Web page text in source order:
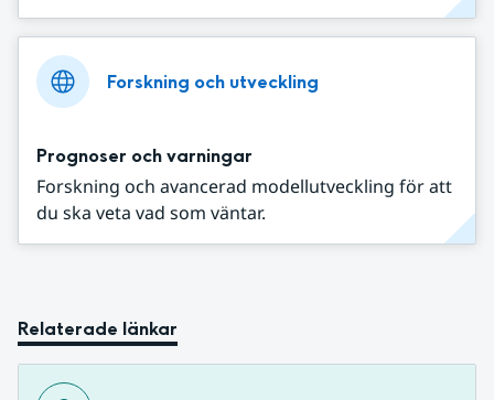
Forskning och utveckling
Prognoser och varningar
Forskning och avancerad modellutveckling för att
du ska veta vad som väntar.
Relaterade länkar